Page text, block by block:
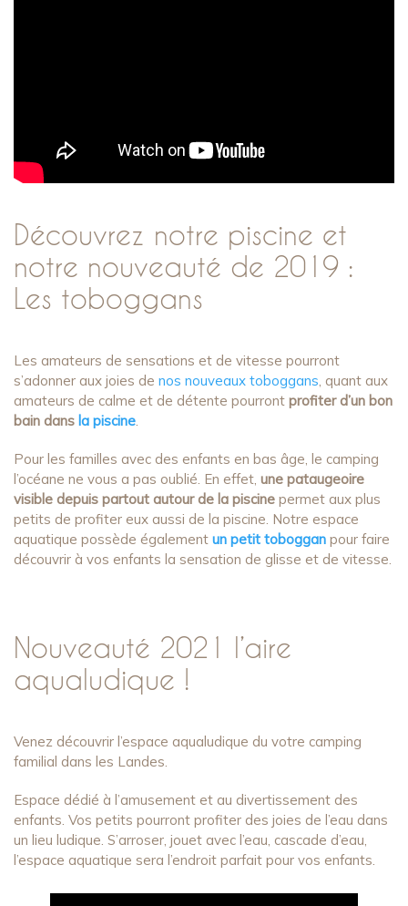
Découvrez notre piscine et
notre nouveauté de 2019 :
Les toboggans
Les amateurs de sensations et de vitesse pourront
s’adonner aux joies de nos nouveaux toboggans, quant aux
amateurs de calme et de détente pourront profiter d’un bon
bain dans la piscine.
Pour les familles avec des enfants en bas âge, le camping
l’océane ne vous a pas oublié. En effet, une pataugeoire
visible depuis partout autour de la piscine permet aux plus
petits de profiter eux aussi de la piscine. Notre espace
aquatique possède également un petit toboggan pour faire
découvrir à vos enfants la sensation de glisse et de vitesse.
Nouveauté 2021 l’aire
aqualudique !
Venez découvrir l’espace aqualudique du votre camping
familial dans les Landes.
Espace dédié à l’amusement et au divertissement des
enfants. Vos petits pourront profiter des joies de l’eau dans
un lieu ludique. S’arroser, jouet avec l’eau, cascade d’eau,
l’espace aquatique sera l’endroit parfait pour vos enfants.